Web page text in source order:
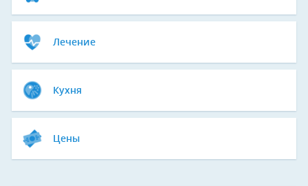
Лечение
Кухня
Цены